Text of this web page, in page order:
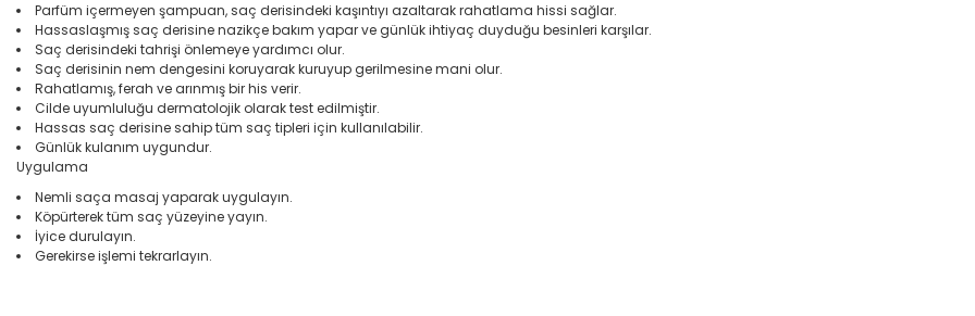
​Parfüm içermeyen şampuan, saç derisindeki kaşıntıyı azaltarak rahatlama hissi sağlar.
Hassaslaşmış saç derisine nazikçe bakım yapar ve günlük ihtiyaç duyduğu besinleri karşılar.
Saç derisindeki tahrişi önlemeye yardımcı olur.
Saç derisinin nem dengesini koruyarak kuruyup gerilmesine mani olur.
Rahatlamış, ferah ve arınmış bir his verir.
Cilde uyumluluğu dermatolojik olarak test edilmiştir.
Hassas saç derisine sahip tüm saç tipleri için kullanılabilir.
Günlük kulanım uygundur.​
Uygulama
​Nemli saça masaj yaparak uygulayın.
Köpürterek tüm saç yüzeyine yayın.
İyice durulayın.
Gerekirse işlemi tekrarlayın.